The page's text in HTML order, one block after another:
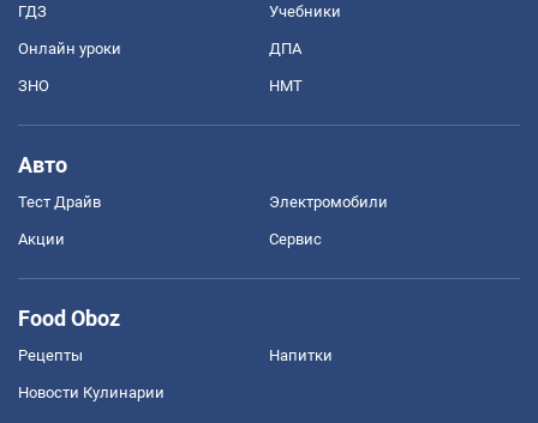
ГДЗ Учебники
Онлайн уроки ДПА
ЗНО НМТ
Авто
Тест Драйв Электромобили
Акции Сервис
Food Oboz
Рецепты Напитки
Новости Кулинарии